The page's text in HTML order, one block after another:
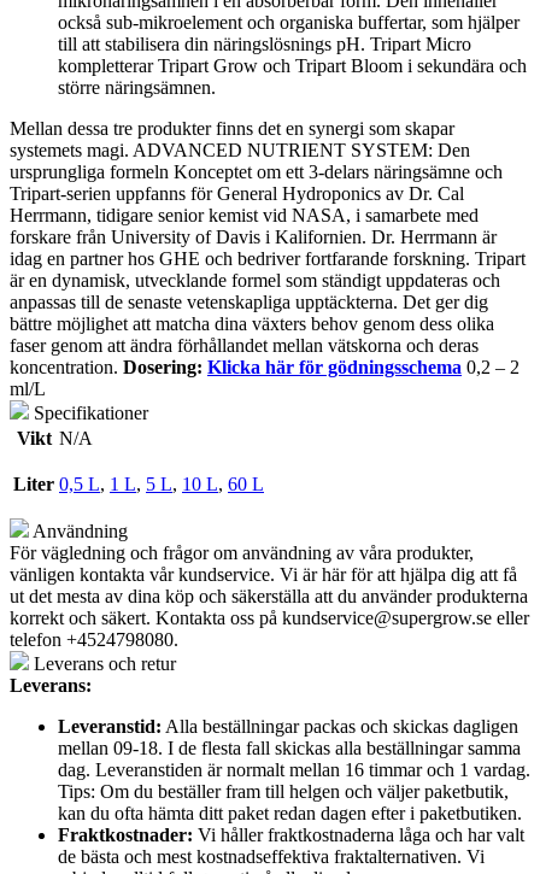
också sub-mikroelement och organiska buffertar, som hjälper
till att stabilisera din näringslösnings pH. Tripart Micro
kompletterar Tripart Grow och Tripart Bloom i sekundära och
större näringsämnen.
Mellan dessa tre produkter finns det en synergi som skapar
systemets magi. ADVANCED NUTRIENT SYSTEM: Den
ursprungliga formeln Konceptet om ett 3-delars näringsämne och
Tripart-serien uppfanns för General Hydroponics av Dr. Cal
Herrmann, tidigare senior kemist vid NASA, i samarbete med
forskare från University of Davis i Kalifornien. Dr. Herrmann är
idag en partner hos GHE och bedriver fortfarande forskning. Tripart
är en dynamisk, utvecklande formel som ständigt uppdateras och
anpassas till de senaste vetenskapliga upptäckterna. Det ger dig
bättre möjlighet att matcha dina växters behov genom dess olika
faser genom att ändra förhållandet mellan vätskorna och deras
koncentration. Dosering: Klicka här för gödningsschema 0,2 – 2
ml/L
Specifikationer
Vikt N/A
Liter 0,5 L, 1 L, 5 L, 10 L, 60 L
Användning
För vägledning och frågor om användning av våra produkter,
vänligen kontakta vår kundservice. Vi är här för att hjälpa dig att få
ut det mesta av dina köp och säkerställa att du använder produkterna
korrekt och säkert. Kontakta oss på kundservice@supergrow.se eller
telefon +4524798080.
Leverans och retur
Leverans:
Leveranstid: Alla beställningar packas och skickas dagligen
mellan 09-18. I de flesta fall skickas alla beställningar samma
dag. Leveranstiden är normalt mellan 16 timmar och 1 vardag.
Tips: Om du beställer fram till helgen och väljer paketbutik,
kan du ofta hämta ditt paket redan dagen efter i paketbutiken.
Fraktkostnader: Vi håller fraktkostnaderna låga och har valt
de bästa och mest kostnadseffektiva fraktalternativen. Vi